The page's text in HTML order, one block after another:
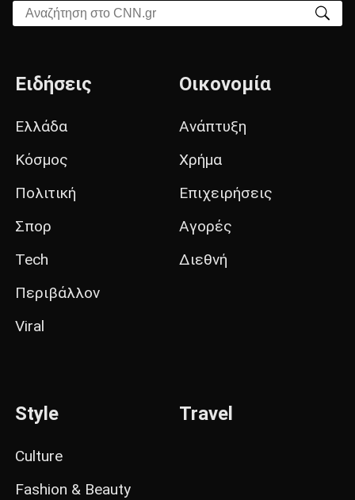
Αναζήτηση στο CNN.gr
Ειδήσεις
Ελλάδα
Κόσμος
Πολιτική
Σπορ
Tech
Περιβάλλον
Viral
Οικονομία
Ανάπτυξη
Χρήμα
Επιχειρήσεις
Αγορές
Διεθνή
Style
Culture
Fashion & Beauty
Travel